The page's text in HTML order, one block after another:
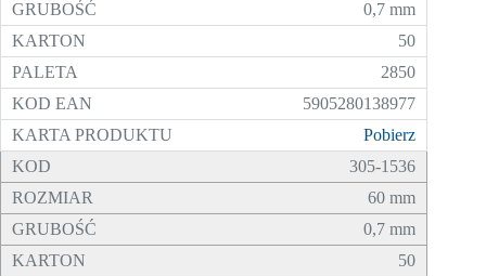
0,7 mm
50
2850
5905280138977
Pobierz
305-1536
60 mm
0,7 mm
50